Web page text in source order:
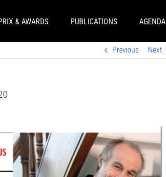
& AWARDS PUBLICATIONS AGENDA
Previous Next